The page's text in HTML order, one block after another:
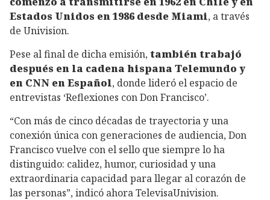
Estados Unidos en 1986 desde Miami, a través
de Univision.
Pese al final de dicha emisión,también trabajó
después en la cadena hispana Telemundo y
en CNN en Español, donde lideró el espacio de
entrevistas ‘Reflexiones con Don Francisco’.
“Con más de cinco décadas de trayectoria y una
conexión única con generaciones de audiencia, Don
Francisco vuelve con el sello que siempre lo ha
distinguido: calidez, humor, curiosidad y una
extraordinaria capacidad para llegar al corazón de
las personas”, indicó ahora TelevisaUnivision.